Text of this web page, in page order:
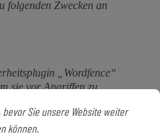
folgenden Zwecken an
„Wordfence“
sie vor Angriffen zu
Straße 57, D –
Sie unsere Website weiter
können.